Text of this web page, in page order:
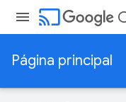
cast
Página principal